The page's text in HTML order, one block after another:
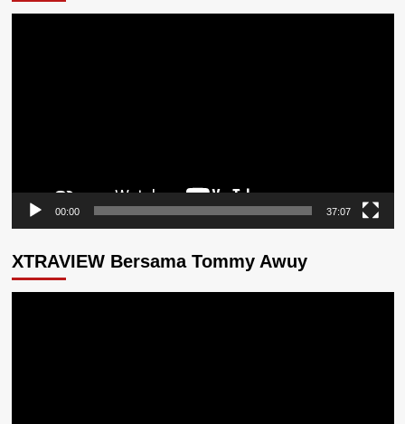
00:00 37:07
XTRAVIEW Bersama Tommy Awuy